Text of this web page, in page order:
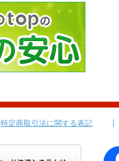
特定商取引法に関する表記